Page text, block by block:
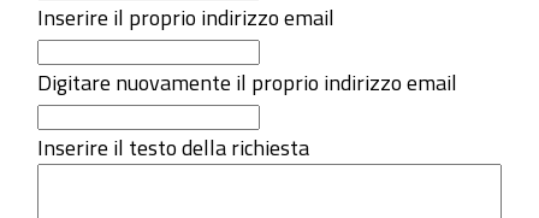
Inserire il proprio indirizzo email
Digitare nuovamente il proprio indirizzo email
Inserire il testo della richiesta